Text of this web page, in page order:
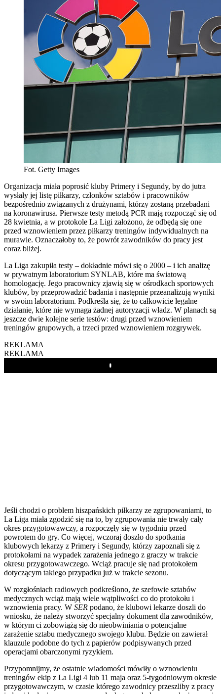
Fot. Getty Images
Organizacja miała poprosić kluby Primery i Segundy, by do jutra
wysłały jej listę piłkarzy, członków sztabów i pracowników
bezpośrednio związanych z drużynami, którzy zostaną przebadani
na koronawirusa. Pierwsze testy metodą PCR mają rozpocząć się od
28 kwietnia, a w protokole La Ligi założono, że odbędą się one
przed wznowieniem przez piłkarzy treningów indywidualnych na
murawie. Oznaczałoby to, że powrót zawodników do pracy jest
coraz bliżej.
La Liga zakupiła testy – dokładnie mówi się o 2000 – i ich analizę
w prywatnym laboratorium SYNLAB, które ma światową
homologację. Jego pracownicy zjawią się w ośrodkach sportowych
klubów, by przeprowadzić badania i następnie przeanalizują wyniki
w swoim laboratorium. Podkreśla się, że to całkowicie legalne
działanie, które nie wymaga żadnej autoryzacji władz. W planach są
jeszcze dwie kolejne serie testów: drugi przed wznowieniem
treningów grupowych, a trzeci przed wznowieniem rozgrywek.
REKLAMA
REKLAMA
Play
Jeśli chodzi o problem hiszpańskich piłkarzy ze zgrupowaniami, to
La Liga miała zgodzić się na to, by zgrupowania nie trwały cały
okres przygotowawczy, a rozpoczęły się w tygodniu przed
powrotem do gry. Co więcej, wczoraj doszło do spotkania
klubowych lekarzy z Primery i Segundy, którzy zapoznali się z
protokołami na wypadek zarażenia jednego z graczy w trakcie
okresu przygotowawczego. Wciąż pracuje się nad protokołem
dotyczącym takiego przypadku już w trakcie sezonu.
W rozgłośniach radiowych podkreślono, że szefowie sztabów
medycznych wciąż mają wiele wątpliwości co do protokołu i
wznowienia pracy. W SER podano, że klubowi lekarze doszli do
wniosku, że należy stworzyć specjalny dokument dla zawodników,
w którym ci zobowiążą się do nieobwiniania o potencjalne
zarażenie sztabu medycznego swojego klubu. Będzie on zawierał
klauzule podobne do tych z papierów podpisywanych przed
operacjami obarczonymi ryzykiem.
Przypomnijmy, że ostatnie wiadomości mówiły o wznowieniu
treningów ekip z La Ligi 4 lub 11 maja oraz 5-tygodniowym okresie
przygotowawczym, w czasie którego zawodnicy przeszliby z pracy